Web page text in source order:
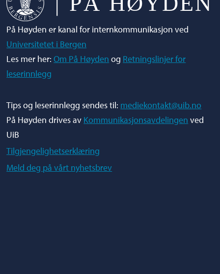
På Høyden er kanal for internkommunikasjon ved
Universitetet i Bergen
Les mer her:Om På Høyden og Retningslinjer for
leserinnlegg
Tips og leserinnlegg sendes til: mediekontakt@uib.no
På Høyden drives av Kommunikasjonsavdelingen ved
UiB
Tilgjengelighetserklæring
Meld deg på vårt nyhetsbrev